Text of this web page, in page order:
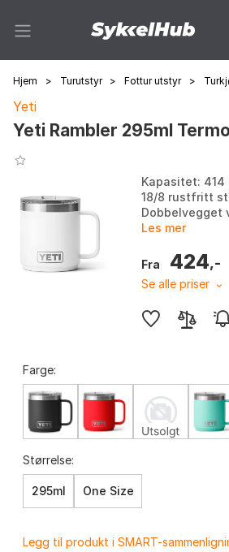
Hjem > Turutstyr > Fottur utstyr >
Yeti
Yeti Rambler 295ml
Kapasitet: 414
18/8 rustfritt
Dobbelvegget
Funksjoner:
Les mer
Fra 424,-
Se alle priser
Farge:
Størrelse:
295ml One Size
Legg til produkt i SMART-